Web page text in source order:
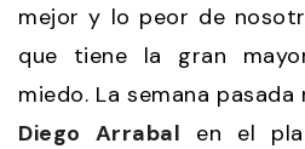
mejor y lo peor de
que tiene la gran
miedo. La semana
Diego Arrabal en el